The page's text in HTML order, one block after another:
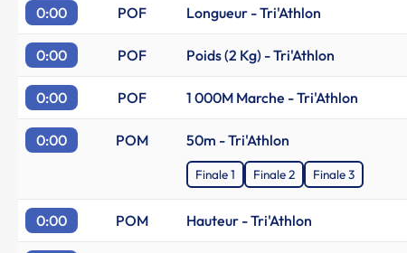
0:00 POF Longueur - Tri'Athlon
0:00 POF Poids (2 Kg) - Tri'Athlon
0:00 POF 1 000M Marche - Tri'Athlon
0:00 POM 50m - Tri'Athlon
Finale 1 Finale 2 Finale 3
0:00 POM Hauteur - Tri'Athlon